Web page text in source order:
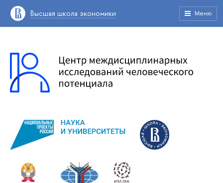
Высшая школа экономики Меню